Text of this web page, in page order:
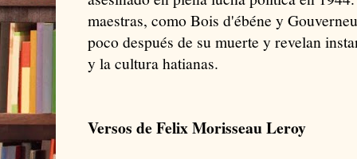
maestras, como Bois d'ébéne y
poco después de su muerte y revelan
y la cultura hatianas.
Versos de Felix Morisseau Leroy